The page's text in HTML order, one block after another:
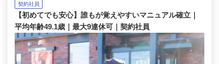
契約社員
【初めてでも安心】誰もが覚えやすいマニュアル確立｜
平均年齢49.1歳｜最大9連休可｜契約社員